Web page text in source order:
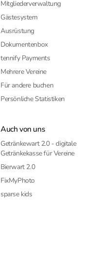
Mitgliederverwaltung
Gästesystem
Ausrüstung
Dokumentenbox
tennify Payments
Mehrere Vereine
Für andere buchen
Persönliche Statistiken
Auch von uns
Getränkewart 2.0 - digitale
Getränkekasse für Vereine
Bierwart 2.0
FixMyPhoto
sparse kids